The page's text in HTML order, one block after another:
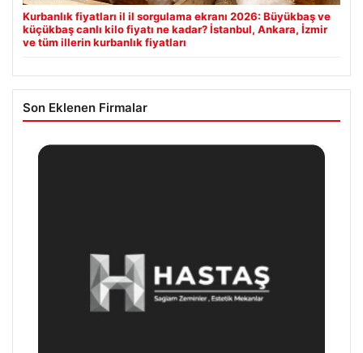
Kurbanlık fiyatları il il sorgulama ekranı 2026: Büyükbaş ve
küçükbaş canlı kilo fiyatı ne kadar? İstanbul, Ankara, İzmir
ve tüm illerin kurbanlık fiyatları
Son Eklenen Firmalar